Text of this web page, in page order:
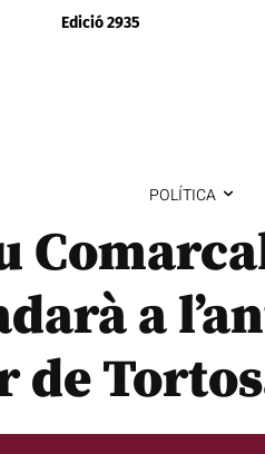
Edició 2935
POLÍTICA
a
de